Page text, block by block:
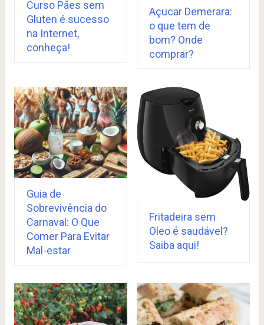
Curso Pães sem
Gluten é sucesso
na Internet,
conheça!
Açucar Demerara:
o que tem de
bom? Onde
comprar?
Guia de
Sobrevivência do
Carnaval: O Que
Comer Para Evitar
Mal-estar
Fritadeira sem
Oleo é saudável?
Saiba aqui!